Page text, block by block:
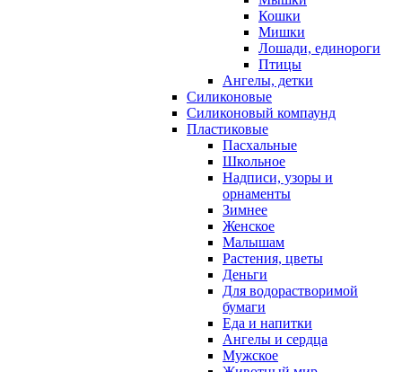
Кошки
Мишки
Лошади, единороги
Птицы
Ангелы, детки
Силиконовые
Силиконовый компаунд
Пластиковые
Пасхальные
Школьное
Надписи, узоры и
орнаменты
Зимнее
Женское
Малышам
Растения, цветы
Деньги
Для водорастворимой
бумаги
Еда и напитки
Ангелы и сердца
Мужское